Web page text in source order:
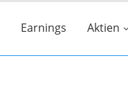
Earnings Aktien